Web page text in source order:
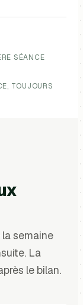
SÉANCE
TOUJOURS
semaine
La
le bilan.